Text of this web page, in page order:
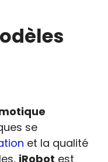
se
et la qualité
iRobot est